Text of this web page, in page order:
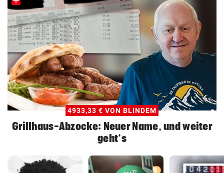
4933,33 € VON BLINDEM
Grillhaus-Abzocke: Neuer Name, und weiter
geht‘s